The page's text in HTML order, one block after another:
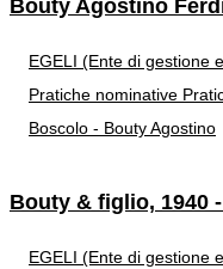
Bouty Agostino
EGELI (Ente di gestione
Pratiche nominative
Boscolo - Bouty Agostino
Bouty & figlio, 1940
EGELI (Ente di gestione